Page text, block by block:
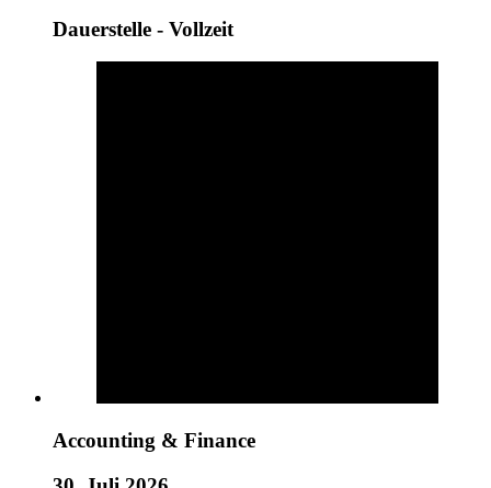
Dauerstelle - Vollzeit
Accounting & Finance